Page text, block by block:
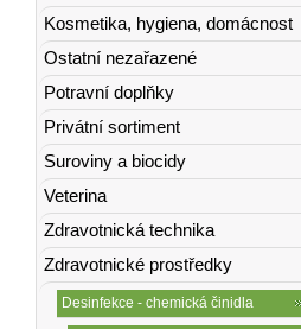
Kosmetika, hygiena, domácnost
Ostatní nezařazené
Potravní doplňky
Privátní sortiment
Suroviny a biocidy
Veterina
Zdravotnická technika
Zdravotnické prostředky
Desinfekce - chemická činidla